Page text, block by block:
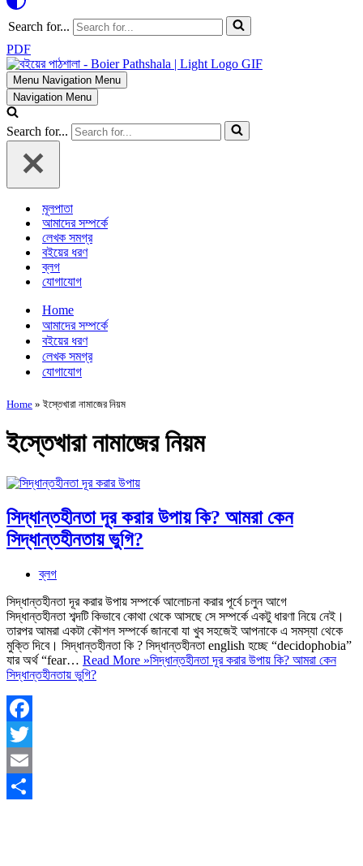
Search for...
PDF
Menu Navigation Menu
Navigation Menu
Search for...
মূলপাতা
আমাদের সম্পর্কে
লেখক সমগ্র
বইয়ের ধরণ
ব্লগ
যোগাযোগ
Home
আমাদের সম্পর্কে
বইয়ের ধরণ
লেখক সমগ্র
যোগাযোগ
Home »ইস্তেখারা নামাজের নিয়ম
ইস্তেখারা নামাজের নিয়ম
সিদ্ধান্তহীনতা দূর করার উপায় কি? আমরা কেন
সিদ্ধান্তহীনতায় ভুগি?
ব্লগ
সিদ্ধান্তহীনতা দূর করার উপায় সম্পর্কে আলোচনা করার পূর্বে চলুন আগে
সিদ্ধান্তহীনতা শব্দটি কিভাবে কোথা থেকে আসছে সে সম্পর্কে একটু ধারণা নিয়ে নেই।
তারপর আমরা একটা কৌশল সম্পর্কে জানবো যা খুব সহজেই আপনাকে এ সমস্যা থেকে
মুক্তি দিবে। সিদ্ধান্তহীনতা কি ? সিদ্ধান্তহীনতা english হচ্ছে “decidophobia”
যার অর্থ “fear… Read More »সিদ্ধান্তহীনতা দূর করার উপায় কি? আমরা কেন
সিদ্ধান্তহীনতায় ভুগি?
Facebook
Twitter
Email